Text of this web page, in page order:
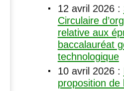
12 avril 2026:
Circulaire
relative aux
baccalauréat
technologique
10 avril 2026:
proposition de